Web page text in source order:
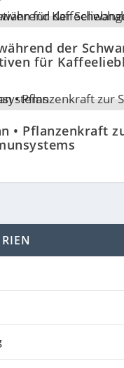
der
für
• Pflanzenkraft